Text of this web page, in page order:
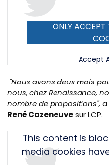
ONLY ACCEPT
Accept
"Nous avons deux mois
nous, chez Renaissance,
nombre de propositions", a
René Cazeneuvesur LCP.
TweetThis content is
media cookies